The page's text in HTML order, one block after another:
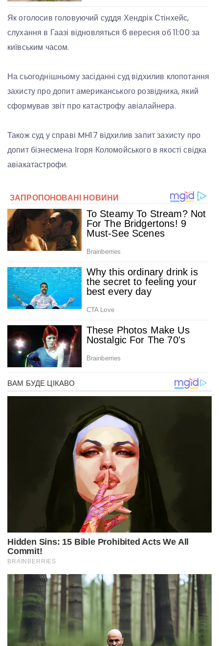
Як оголосив головуючий суддя Хендрік Стінхейс,
слухання в Гаазі відновляться 6 вересня об 11:00 за
київським часом.
На сьогоднішньому засіданні суд відхилив клопотання
захисту про допит американського розвідника, який
сформував звіт про катастрофу авіалайнера.
Також суд у справі MH17 відхилив запит захисту про
допит бізнесмена Ігоря Коломойського в якості свідка
авіакатастрофи.